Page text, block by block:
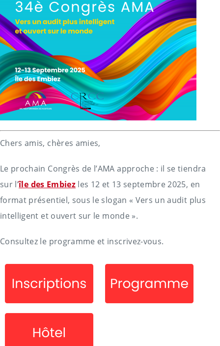
Chers amis, chères amies,
Le prochain Congrès de l’AMA approche : il se tiendra
sur l’île des Embiez les 12 et 13 septembre 2025, en
format présentiel, sous le slogan « Vers un audit plus
intelligent et ouvert sur le monde ».
Consultez le programme et inscrivez-vous.